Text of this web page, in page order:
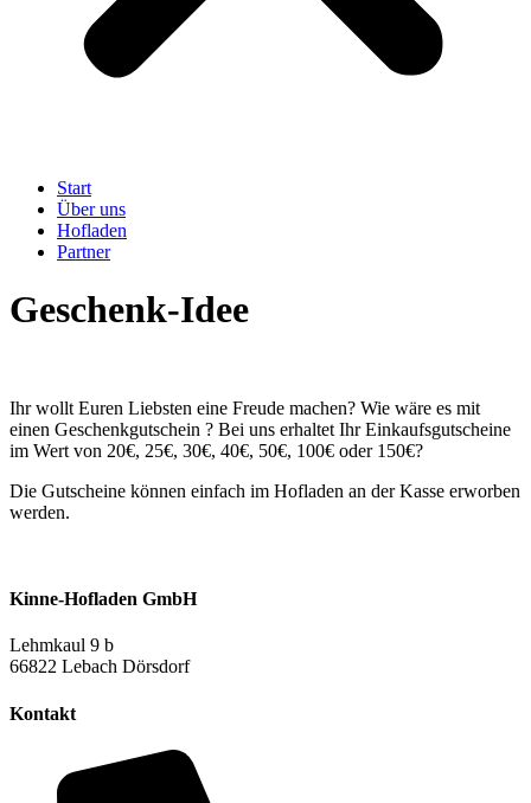
Start
Über uns
Hofladen
Partner
Geschenk-Idee
Ihr wollt Euren Liebsten eine Freude machen? Wie wäre es mit
einen Geschenkgutschein ? Bei uns erhaltet Ihr Einkaufsgutscheine
im Wert von 20€, 25€, 30€, 40€, 50€, 100€ oder 150€?
Die Gutscheine können einfach im Hofladen an der Kasse erworben
werden.
Kinne-Hofladen GmbH
Lehmkaul 9 b
66822 Lebach Dörsdorf
Kontakt